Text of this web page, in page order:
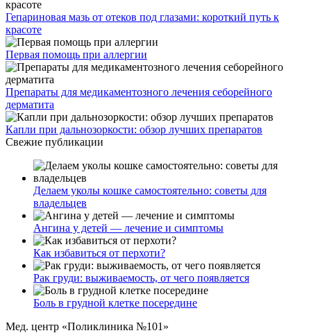
Гепариновая мазь от отеков под глазами: короткий путь к
красоте
Первая помощь при аллергии
Препараты для медикаментозного лечения себорейного
дерматита
Капли при дальнозоркости: обзор лучших препаратов
Свежие публикации
Делаем уколы кошке самостоятельно: советы для
владельцев
Ангина у детей — лечение и симптомы
Как избавиться от перхоти?
Рак груди: выживаемость, от чего появляется
Боль в грудной клетке посередине
Мед. центр «Поликлиника №101»